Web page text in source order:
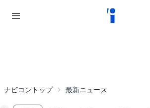
ナビコントップ 最新ニュース